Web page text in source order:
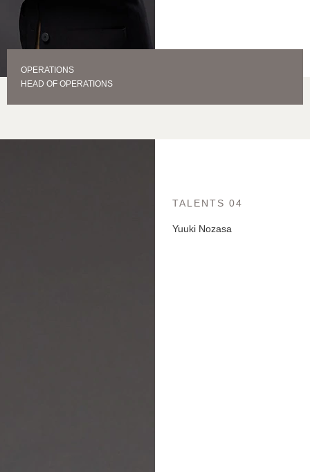
OPERATIONS
HEAD OF OPERATIONS
TALENTS 04
Yuuki Nozasa